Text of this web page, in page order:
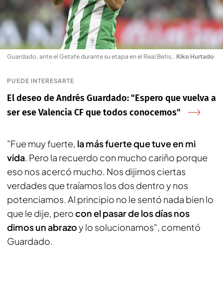
Guardado, ante el Getafe durante su etapa en el Real Betis.. Kiko Hurtado
PUEDE INTERESARTE
El deseo de Andrés Guardado: "Espero que vuelva a
ser ese Valencia CF que todos conocemos"
"Fue muy fuerte, la más fuerte que tuve en mi
vida. Pero la recuerdo con mucho cariño porque
eso nos acercó mucho. Nos dijimos ciertas
verdades que traíamos los dos dentro y nos
potenciamos. Al principio no le sentó nada bien lo
que le dije, perocon el pasar de los días nos
dimos un abrazoy lo solucionamos", comentó
Guardado.